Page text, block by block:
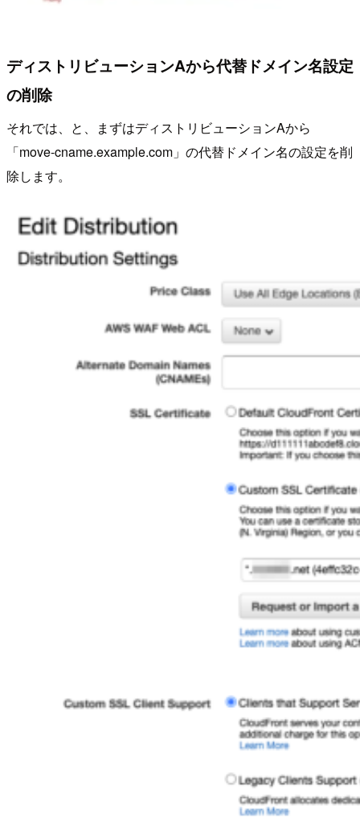
ディストリビューションAから代替ドメイン名設定
の削除
それでは、と、まずはディストリビューションAから
「move-cname.example.com」の代替ドメイン名の設定を削
除します。